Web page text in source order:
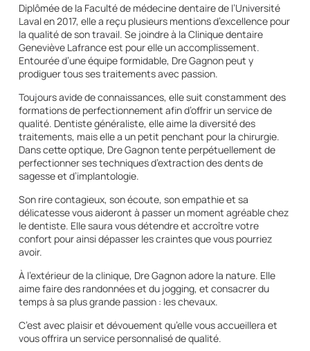
Diplômée de la Faculté de médecine dentaire de l’Université
Laval en 2017, elle a reçu plusieurs mentions d’excellence pour
la qualité de son travail. Se joindre à la Clinique dentaire
Geneviève Lafrance est pour elle un accomplissement.
Entourée d’une équipe formidable, Dre Gagnon peut y
prodiguer tous ses traitements avec passion.
Toujours avide de connaissances, elle suit constamment des
formations de perfectionnement afin d’offrir un service de
qualité. Dentiste généraliste, elle aime la diversité des
traitements, mais elle a un petit penchant pour la chirurgie.
Dans cette optique, Dre Gagnon tente perpétuellement de
perfectionner ses techniques d’extraction des dents de
sagesse et d’implantologie.
Son rire contagieux, son écoute, son empathie et sa
délicatesse vous aideront à passer un moment agréable chez
le dentiste. Elle saura vous détendre et accroître votre
confort pour ainsi dépasser les craintes que vous pourriez
avoir.
À l’extérieur de la clinique, Dre Gagnon adore la nature. Elle
aime faire des randonnées et du jogging, et consacrer du
temps à sa plus grande passion : les chevaux.
C’est avec plaisir et dévouement qu’elle vous accueillera et
vous offrira un service personnalisé de qualité.